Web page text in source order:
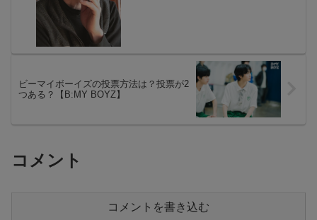
ビーマイボーイズの投票方法は？投票が2
つある？【B:MY BOYZ】
コメント
コメントを書き込む